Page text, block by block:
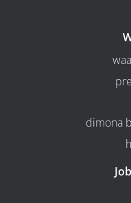
dimona